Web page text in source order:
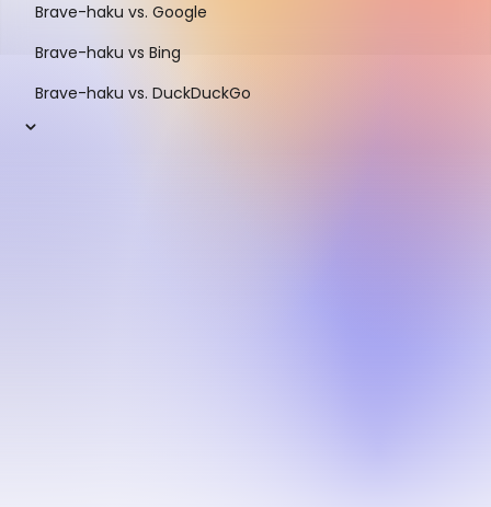
Brave-haku vs. Google
Brave-haku vs Bing
Brave-haku vs. DuckDuckGo
VERTAILU RINNATUSTEN